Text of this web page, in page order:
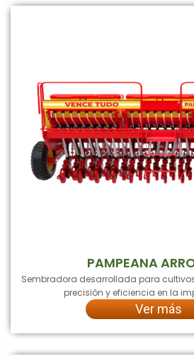
PAMPEANA
Sembradora desarrollada para
precisión y eficiencia en la
Ver más